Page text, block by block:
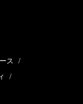
ス /
/